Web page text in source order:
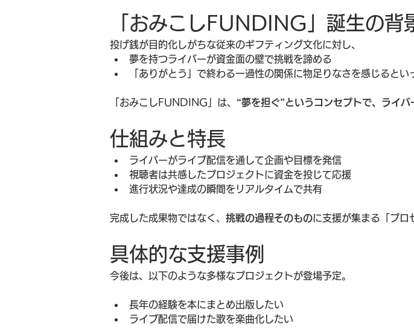
「おみこしFUNDING」誕生の背
投げ銭が目的化しがちな従来のギフティング文化に対し、
夢を持つライバーが資金面の壁で挑戦を諦める
「ありがとう」で終わる一過性の関係に物足りなさを感じるとい
「おみこしFUNDING」は、 “夢を担ぐ”というコンセプトで、ライ
仕組みと特長
ライバーがライブ配信を通して企画や目標を発信
視聴者は共感したプロジェクトに資金を投じて応援
進行状況や達成の瞬間をリアルタイムで共有
完成した成果物ではなく、 挑戦の過程そのものに支援が集まる「プロ
具体的な支援事例
今後は、以下のような多様なプロジェクトが登場予定。
長年の経験を本にまとめ出版したい
ライブ配信で届けた歌を楽曲化したい